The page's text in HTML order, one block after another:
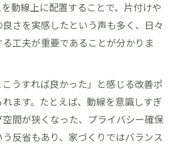
動線上に配置することで、片付けや
さを実感したという声も多く、日々
工夫が重要であることが分かりま
うすれば良かった」と感じる改善ポ
ます。たとえば、動線を意識しすぎ
間が狭くなった、プライバシー確保
反省もあり、家づくりではバランス